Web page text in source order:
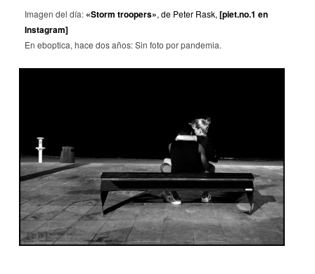
Imagen del día: «Storm troopers», de Peter Rask, [piet.no.1 en
Instagram]
En eboptica, hace dos años: Sin foto por pandemia.